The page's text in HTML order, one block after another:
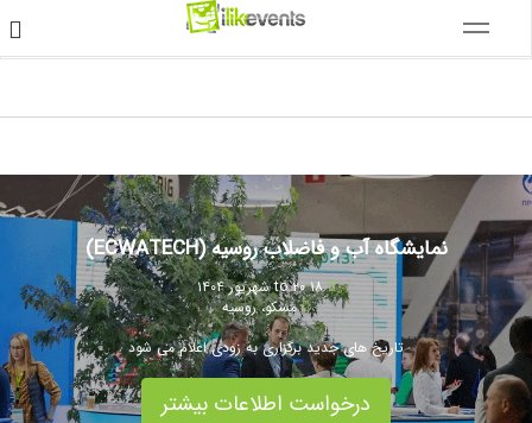
نمایشگاه آب و فاضلاب روسیه (ECWATECH)
۱۸ to ۲۰ شهریور ۱۴۰۴
مسکو،روسیه
تاریخ های جدید برگزاری به زودی اعلام می شود
درخواست اطلاعات بیشتر